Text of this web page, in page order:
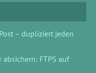
– dupliziert jeden
absichern: FTPS auf